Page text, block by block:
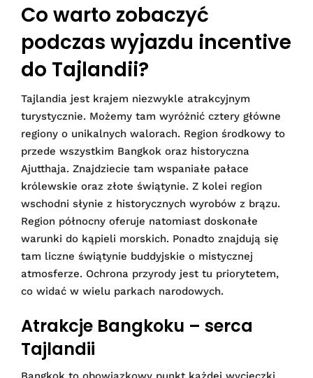
Co warto zobaczyć
podczas wyjazdu incentive
do Tajlandii?
Tajlandia jest krajem niezwykle atrakcyjnym
turystycznie. Możemy tam wyróżnić cztery główne
regiony o unikalnych walorach. Region środkowy to
przede wszystkim Bangkok oraz historyczna
Ajutthaja. Znajdziecie tam wspaniałe pałace
królewskie oraz złote świątynie. Z kolei region
wschodni słynie z historycznych wyrobów z brązu.
Region północny oferuje natomiast doskonałe
warunki do kąpieli morskich. Ponadto znajdują się
tam liczne świątynie buddyjskie o mistycznej
atmosferze. Ochrona przyrody jest tu priorytetem,
co widać w wielu parkach narodowych.
Atrakcje Bangkoku – serca
Tajlandii